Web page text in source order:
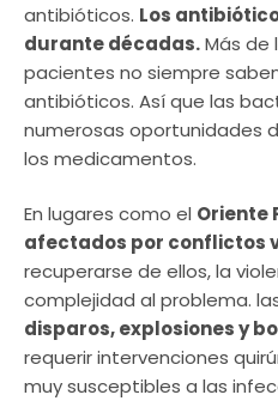
antibióticos. Los
durante décadas.Más de
pacientes no siempre
antibióticos. Así que las
numerosas oportunidades
los medicamentos.
En lugares como el Oriente
afectados por conflictos
recuperarse de ellos, la
complejidad al problema.
disparos, explosiones y
requerir intervenciones
muy susceptibles a las